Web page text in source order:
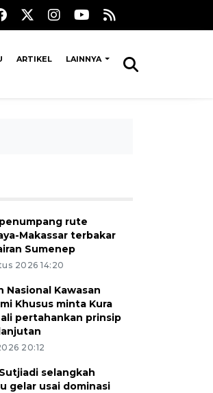
ARTIKEL LAINNYA
rute
Makassar terbakar
Sumenep
2026 14:20
Nasional Kawasan
Khusus minta Kura
pertahankan prinsip
20:12
selangkah
gelar usai dominasi